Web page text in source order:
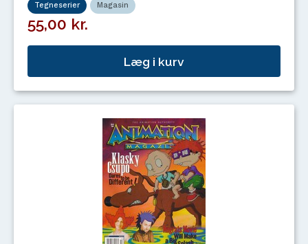
Tegneserier Magasin
55,00 kr.
Læg i kurv